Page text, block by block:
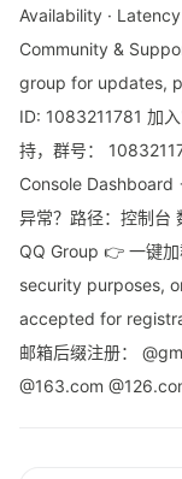
Availability ·
Community &
group for updates,
ID: 1083211781 加
持，群号：
Console
异常？路径：控制
QQ Group 👉 一键
security purposes,
accepted for
邮箱后缀注册：
@163.com